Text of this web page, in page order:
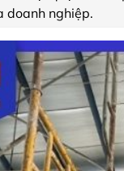
doanh nghiệp.